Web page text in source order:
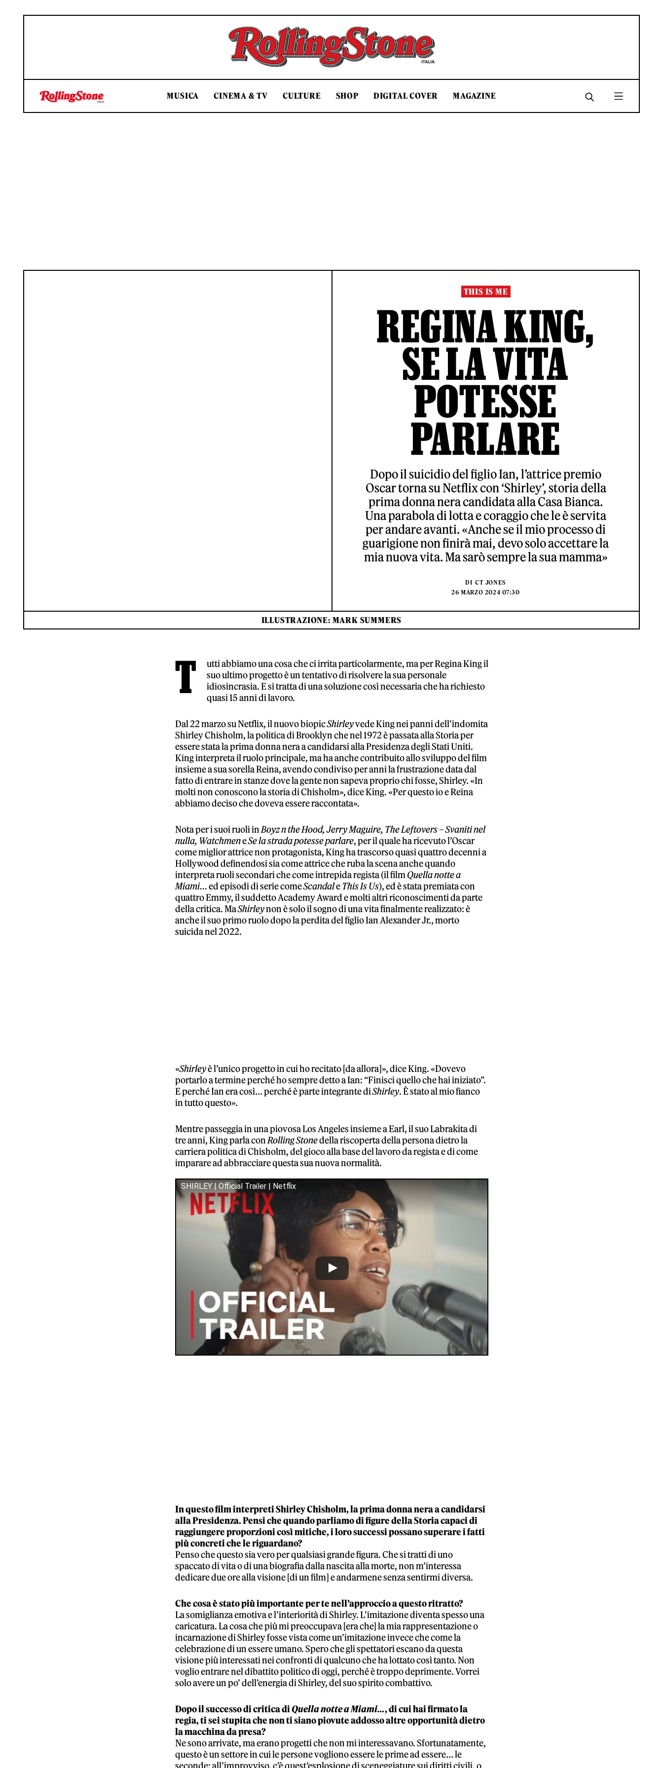
Rolling Stone Italia
MUSICA CINEMA & TV CULTURE SHOP DIGITAL COVER MAGAZINE
THIS IS ME
REGINA KING,
SE LA VITA
POTESSE
PARLARE
Dopo il suicidio del figlio Ian, l’attrice premio
Oscar torna su Netflix con ‘Shirley’, storia della
prima donna nera candidata alla Casa Bianca.
Una parabola di lotta e coraggio che le è servita
per andare avanti. «Anche se il mio processo di
guarigione non finirà mai, devo solo accettare la
mia nuova vita. Ma sarò sempre la sua mamma»
DI CT JONES
26 MARZO 2024 07:30
ILLUSTRAZIONE: MARK SUMMERS
T
utti abbiamo una cosa che ci irrita particolarmente, ma per Regina King il
suo ultimo progetto è un tentativo di risolvere la sua personale
idiosincrasia. E si tratta di una soluzione così necessaria che ha richiesto
quasi 15 anni di lavoro.
Dal 22 marzo su Netflix, il nuovo biopicShirleyvede King nei panni dell’indomita
Shirley Chisholm, la politica di Brooklyn che nel 1972 è passata alla Storia per
essere stata la prima donna nera a candidarsi alla Presidenza degli Stati Uniti.
King interpreta il ruolo principale, ma ha anche contribuito allo sviluppo del film
insieme a sua sorella Reina, avendo condiviso per anni la frustrazione data dal
fatto di entrare in stanze dove la gente non sapeva proprio chi fosse, Shirley. «In
molti non conoscono la storia di Chisholm», dice King. «Per questo io e Reina
abbiamo deciso che doveva essere raccontata».
Nota per i suoi ruoli inBoyz n the Hood, Jerry Maguire, The Leftovers – Svaniti nel
nulla, WatchmeneSe la strada potesse parlare, per il quale ha ricevuto l’Oscar
come miglior attrice non protagonista, King ha trascorso quasi quattro decenni a
Hollywood definendosi sia come attrice che ruba la scena anche quando
interpreta ruoli secondari che come intrepida regista (il filmQuella notte a
Miami…ed episodi di serie comeScandaleThis Is Us), ed è stata premiata con
quattro Emmy, il suddetto Academy Award e molti altri riconoscimenti da parte
della critica. MaShirleynon è solo il sogno di una vita finalmente realizzato: è
anche il suo primo ruolo dopo la perdita del figlio Ian Alexander Jr., morto
suicida nel 2022.
«Shirleyè l’unico progetto in cui ho recitato [da allora]», dice King. «Dovevo
portarlo a termine perché ho sempre detto a Ian: “Finisci quello che hai iniziato”.
E perché Ian era così… perché è parte integrante diShirley. È stato al mio fianco
in tutto questo».
Mentre passeggia in una piovosa Los Angeles insieme a Earl, il suo Labrakita di
tre anni, King parla conRolling Stonedella riscoperta della persona dietro la
carriera politica di Chisholm, del gioco alla base del lavoro da regista e di come
imparare ad abbracciare questa sua nuova normalità.
SHIRLEY | Official Trailer | Netflix
In questo film interpreti Shirley Chisholm, la prima donna nera a candidarsi
alla Presidenza. Pensi che quando parliamo di figure della Storia capaci di
raggiungere proporzioni così mitiche, i loro successi possano superare i fatti
più concreti che le riguardano?
Penso che questo sia vero per qualsiasi grande figura. Che si tratti di uno
spaccato di vita o di una biografia dalla nascita alla morte, non m’interessa
dedicare due ore alla visione [di un film] e andarmene senza sentirmi diversa.
Che cosa è stato più importante per te nell’approccio a questo ritratto?
La somiglianza emotiva e l’interiorità di Shirley. L’imitazione diventa spesso una
caricatura. La cosa che più mi preoccupava [era che] la mia rappresentazione o
incarnazione di Shirley fosse vista come un’imitazione invece che come la
celebrazione di un essere umano. Spero che gli spettatori escano da questa
visione più interessati nei confronti di qualcuno che ha lottato così tanto. Non
voglio entrare nel dibattito politico di oggi, perché è troppo deprimente. Vorrei
solo avere un po’ dell’energia di Shirley, del suo spirito combattivo.
Dopo il successo di critica diQuella notte a Miami…, di cui hai firmato la
regia, ti sei stupita che non ti siano piovute addosso altre opportunità dietro
la macchina da presa?
Ne sono arrivate, ma erano progetti che non mi interessavano. Sfortunatamente,
questo è un settore in cui le persone vogliono essere le prime ad essere… le